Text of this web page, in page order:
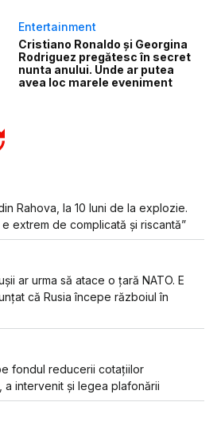
Entertainment
Cristiano Ronaldo și Georgina
Rodriguez pregătesc în secret
nunta anului. Unde ar putea
avea loc marele eveniment
Rahova, la 10 luni de la explozie.
extrem de complicată și riscantă”
ar urma să atace o țară NATO. E
că Rusia începe războiul în
fondul reducerii cotațiilor
a intervenit și legea plafonării